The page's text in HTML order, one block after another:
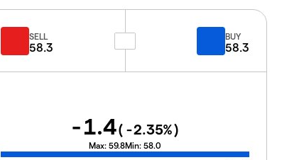
SELL
58.3
BUY
58.3
-1.4( -2.35%)
Max: 59.8Min: 58.0